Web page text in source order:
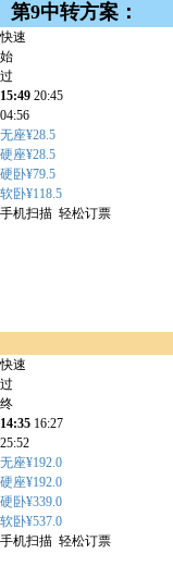
第9中转方案：
快速
始
过
15:49 20:45
04:56
无座¥28.5
硬座¥28.5
硬卧¥79.5
软卧¥118.5
手机扫描 轻松订票
快速
过
终
14:35 16:27
25:52
无座¥192.0
硬座¥192.0
硬卧¥339.0
软卧¥537.0
手机扫描 轻松订票